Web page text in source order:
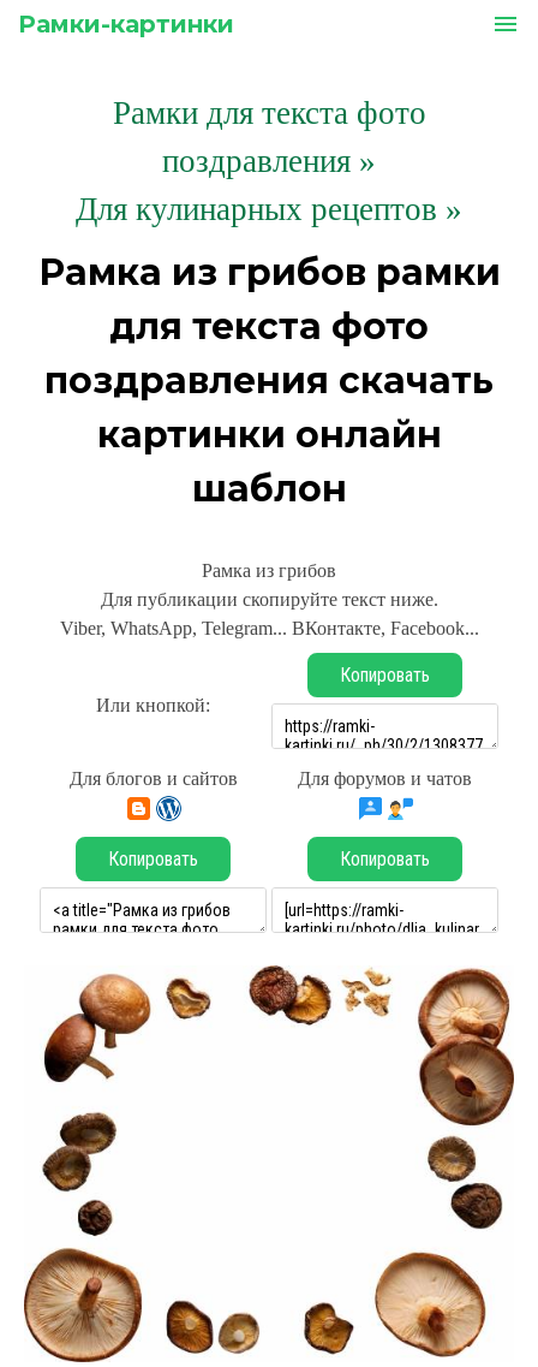
Рамки-картинки menu
Рамки для текста фото
поздравления »
Для кулинарных рецептов »
Рамка из грибов рамки
для текста фото
поздравления скачать
картинки онлайн
шаблон
Рамка из грибов
Для публикации скопируйте текст ниже.
Viber, WhatsApp, Telegram... ВКонтакте, Facebook...
Или кнопкой:
Копировать
Для блогов и сайтов Для форумов и чатов
Копировать Копировать